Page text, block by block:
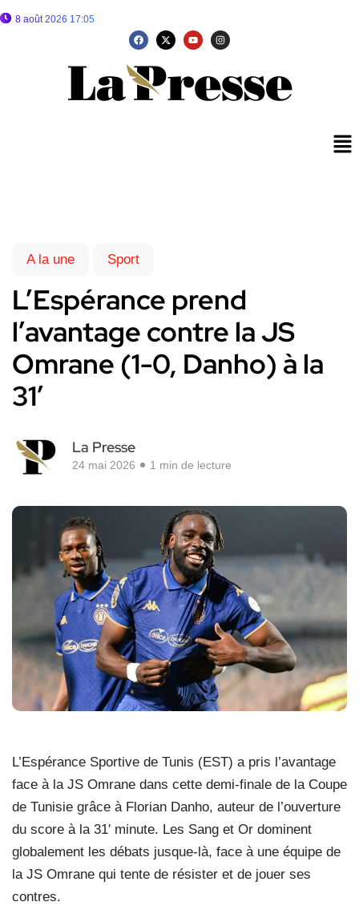
8 août 2026 17:05
A la une Sport
L’Espérance prend
l’avantage contre la JS
Omrane (1-0, Danho) à la
31′
La Presse
24 mai 2026 1 min de lecture
L’Espérance Sportive de Tunis (EST) a pris l’avantage
face à la JS Omrane dans cette demi-finale de la Coupe
de Tunisie grâce à Florian Danho, auteur de l’ouverture
du score à la 31′ minute. Les Sang et Or dominent
globalement les débats jusque-là, face à une équipe de
la JS Omrane qui tente de résister et de jouer ses
contres.